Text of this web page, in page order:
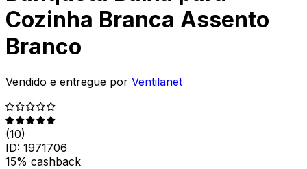
Cozinha Branca Assento
Branco
Vendido e entregue por Ventilanet
(10)
ID: 1971706
15% cashback